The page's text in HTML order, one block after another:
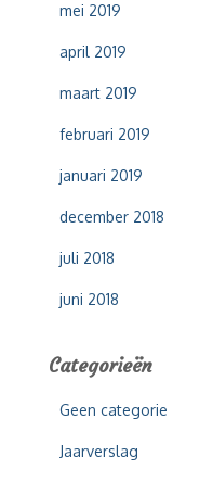
mei 2019
april 2019
maart 2019
februari 2019
januari 2019
december 2018
juli 2018
juni 2018
Categorieën
Geen categorie
Jaarverslag